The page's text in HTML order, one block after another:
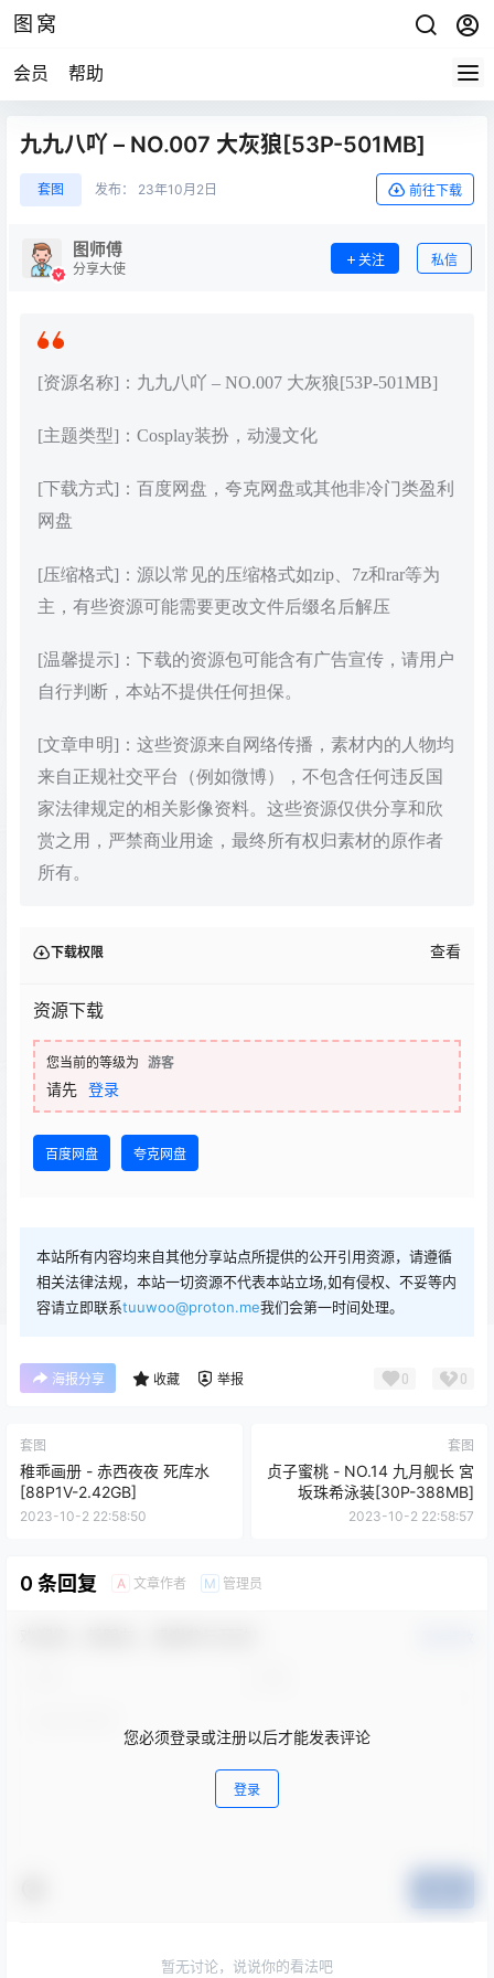
图窝
会员 帮助
九九八吖 – NO.007 大灰狼[53P-501MB]
套图 发布： 23年10月2日 前往下载
图师傅
分享大使
关注 私信
[资源名称]：九九八吖 – NO.007 大灰狼[53P-501MB]
[主题类型]：Cosplay装扮，动漫文化
[下载方式]：百度网盘，夸克网盘或其他非冷门类盈利
网盘
[压缩格式]：源以常见的压缩格式如zip、7z和rar等为
主，有些资源可能需要更改文件后缀名后解压
[温馨提示]：下载的资源包可能含有广告宣传，请用户
自行判断，本站不提供任何担保。
[文章申明]：这些资源来自网络传播，素材内的人物均
来自正规社交平台（例如微博），不包含任何违反国
家法律规定的相关影像资料。这些资源仅供分享和欣
赏之用，严禁商业用途，最终所有权归素材的原作者
所有。
下载权限 查看
资源下载
您当前的等级为 游客
请先 登录
百度网盘 夸克网盘
本站所有内容均来自其他分享站点所提供的公开引用资源，请遵循
相关法律法规，本站一切资源不代表本站立场,如有侵权、不妥等内
容请立即联系tuuwoo@proton.me我们会第一时间处理。
海报分享 收藏 举报 0 0
套图
稚乖画册 - 赤西夜夜 死库水
[88P1V-2.42GB]
2023-10-2 22:58:50
套图
贞子蜜桃 - NO.14 九月舰长 宮
坂珠希泳装[30P-388MB]
2023-10-2 22:58:57
0 条回复 A 文章作者 M 管理员
您必须登录或注册以后才能发表评论
登录
暂无讨论，说说你的看法吧